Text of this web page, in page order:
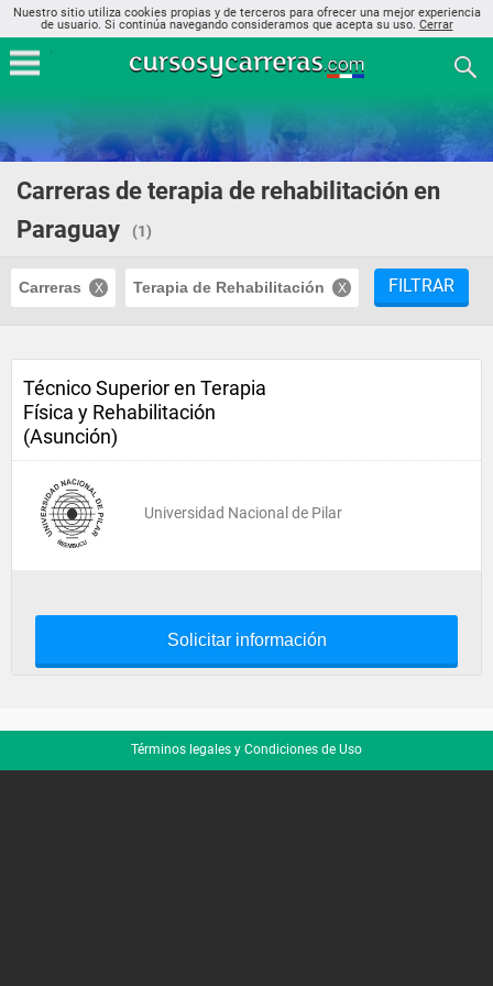
Nuestro sitio utiliza cookies propias y de terceros para ofrecer una mejor experiencia
de usuario. Si continúa navegando consideramos que acepta su uso. Cerrar
Carreras de terapia de rehabilitación en
Paraguay
(1)
Carreras Terapia de Rehabilitación FILTRAR
Técnico Superior en Terapia
Física y Rehabilitación
(Asunción)
Universidad Nacional de Pilar
Solicitar información
Términos legales y Condiciones de Uso